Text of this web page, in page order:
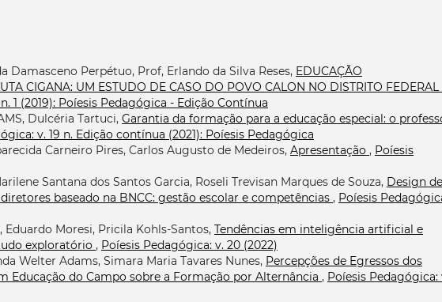
Damasceno Perpétuo, Prof, Erlando da Silva Reses, EDUCAÇÃO
CIGANA: UM ESTUDO DE CASO DO POVO CALON NO DISTRITO FEDERAL
1 (2019): Poíesis Pedagógica - Edição Contínua
Dulcéria Tartuci, Garantia da formação para a educação especial: o
v. 19 n. Edição contínua (2021): Poíesis Pedagógica
Carneiro Pires, Carlos Augusto de Medeiros, Apresentação , Poíesis
Santana dos Santos Garcia, Roseli Trevisan Marques de Souza, Design de
baseado na BNCC: gestão escolar e competências , Poíesis
Eduardo Moresi, Pricila Kohls-Santos, Tendências em inteligência artificial e
exploratório , Poíesis Pedagógica: v. 20 (2022)
Welter Adams, Simara Maria Tavares Nunes, Percepções de Egressos dos
Educação do Campo sobre a Formação por Alternância , Poíesis Pedagógica: